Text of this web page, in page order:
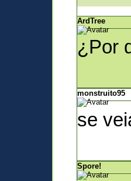
ArdTree
¿Por
monstruito95
se
Spore!